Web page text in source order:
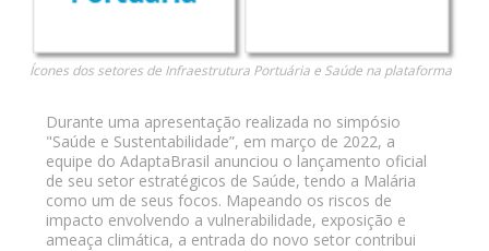
Ícones dos setores de Infraestrutura Portuária e Saúde na plataforma
Durante uma apresentação realizada no simpósio
"Saúde e Sustentabilidade”, em março de 2022, a
equipe do AdaptaBrasil anunciou o lançamento oficial
de seu setor estratégicos de Saúde, tendo a Malária
como um de seus focos. Mapeando os riscos de
impacto envolvendo a vulnerabilidade, exposição e
ameaça climática, a entrada do novo setor contribui